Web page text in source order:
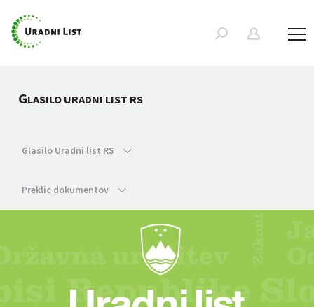
GLASILO URADNI LIST RS
Glasilo Uradni list RS
Preklic dokumentov